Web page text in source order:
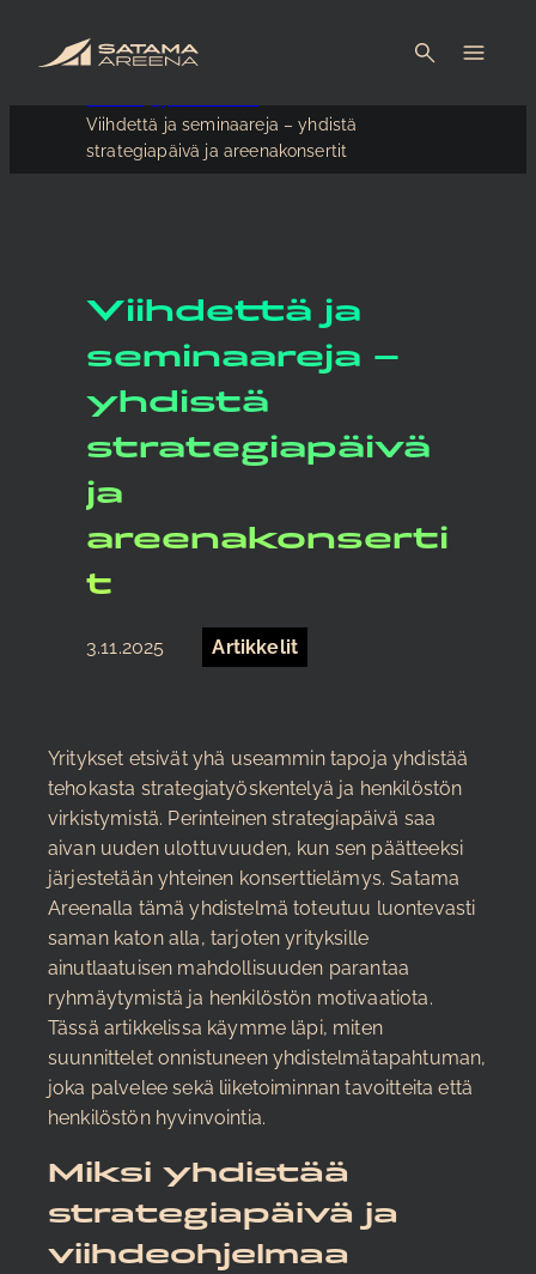
Viihdettä ja seminaareja – yhdistä
strategiapäivä ja areenakonsertit
Viihdettä ja
seminaareja –
yhdistä
strategiapäivä
ja
areenakonserti
t
3.11.2025 Artikkelit
Yritykset etsivät yhä useammin tapoja yhdistää
tehokasta strategiatyöskentelyä ja henkilöstön
virkistymistä. Perinteinen strategiapäivä saa
aivan uuden ulottuvuuden, kun sen päätteeksi
järjestetään yhteinen konserttielämys. Satama
Areenalla tämä yhdistelmä toteutuu luontevasti
saman katon alla, tarjoten yrityksille
ainutlaatuisen mahdollisuuden parantaa
ryhmäytymistä ja henkilöstön motivaatiota.
Tässä artikkelissa käymme läpi, miten
suunnittelet onnistuneen yhdistelmätapahtuman,
joka palvelee sekä liiketoiminnan tavoitteita että
henkilöstön hyvinvointia.
Miksi yhdistää
strategiapäivä ja
viihdeohjelmaa